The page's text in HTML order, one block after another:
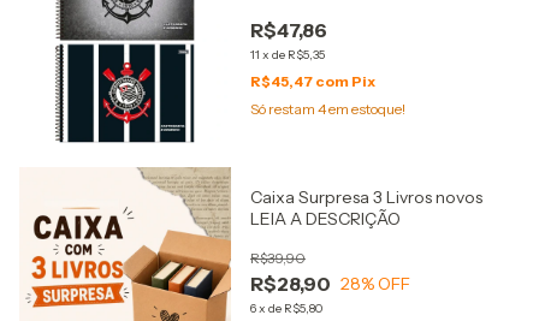
R$47,86
11 x de R$5,35
R$45,47 com Pix
Só restam 4em estoque!
Caixa Surpresa 3 Livros novos
LEIA A DESCRIÇÃO
R$28,90
R$39,90
28% OFF
6x de R$5,80